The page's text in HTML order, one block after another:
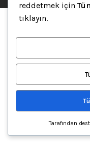
reddetmek için
tıklayın.
Tarafından